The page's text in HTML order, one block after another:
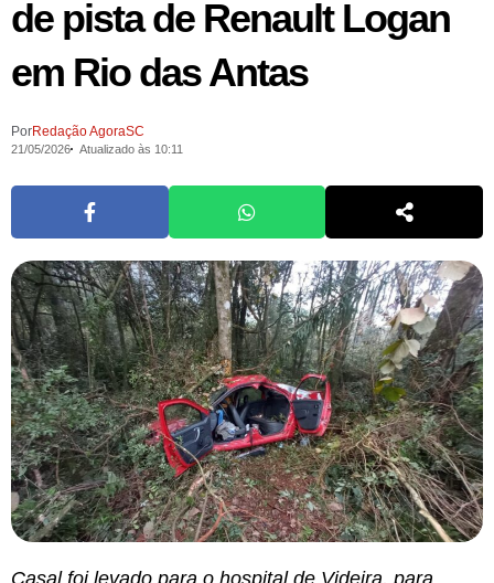
de pista de Renault Logan
em Rio das Antas
PorRedação AgoraSC
21/05/2026 Atualizado às 10:11
Casal foi levado para o hospital de Videira, para